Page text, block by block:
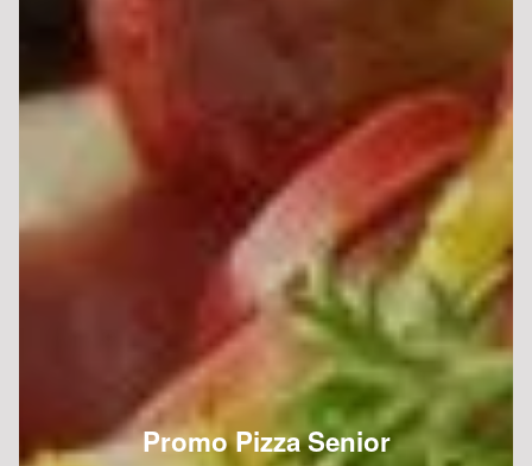
Promo Pizza Senior